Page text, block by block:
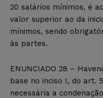
20 salários mínimos, é
valor superior ao da
mínimos, sendo
às partes.
ENUNCIADO 28 –
base no inciso I, do art.
necessária a